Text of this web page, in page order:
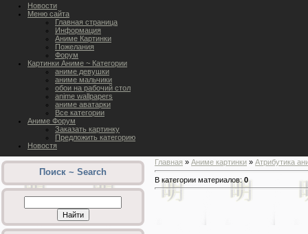
Новости
Меню сайта
Главная страница
Информация
Аниме Картинки
Пожелания
Форум
Картинки Аниме ~ Категории
аниме девушки
аниме мальчики
обои на рабочий стол
anime wallpapers
аниме аватарки
Все категории
Аниме Форум
Заказать картинку
Предложить категорию
Новостя
Поиск ~ Search
Главная » Аниме картинки » Атрибутика
В категории материалов:0